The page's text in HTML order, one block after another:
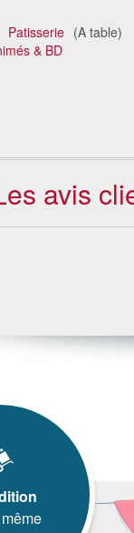
Patisserie (A table)
& BD
America
avis